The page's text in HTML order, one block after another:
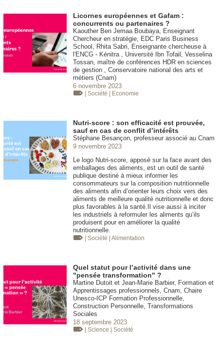
Licornes européennes et Gafam :
concurrents ou partenaires ?
Kaouther Ben Jemaa Boubaya, Enseignant
Chercheur en stratégie, EDC Paris Business
School, Rhita Sabri, Enseignante chercheuse à
l'ENCG - Kénitra , Université Ibn Tofail, Vesselina
Tossan, maître de conférences HDR en sciences
de gestion , Conservatoire national des arts et
métiers (Cnam)
6 novembre 2023
| Société | Economie
Nutri-score : son efficacité est prouvée,
sauf en cas de conflit d’intérêts
Stéphane Besançon, professeur associé au Cnam
9 novembre 2023
Le logo Nutri-score, apposé sur la face avant des
emballages des aliments, est un outil de santé
publique destiné à mieux informer les
consommateurs sur la composition nutritionnelle
des aliments afin d’orienter leurs choix vers des
aliments de meilleure qualité nutritionnelle et donc
plus favorables à la santé.Il vise aussi à inciter
les industriels à reformuler les aliments qu’ils
produisent pour en améliorer la qualité
nutritionnelle.
| Société | Alimentation
Quel statut pour l’activité dans une
"pensée transformation" ?
Martine Dutoit et Jean-Marie Barbier, Formation et
Apprentissages professionnels, Cnam, Chaire
Unesco-ICP Formation Professionnelle,
Construction Personnelle, Transformations
Sociales
18 septembre 2023
| Science | Société